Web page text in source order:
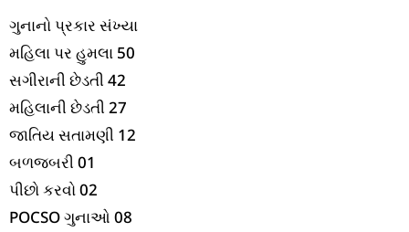
ગુનાનો પ્રકાર સંખ્યા
મહિલા પર હુમલા 50
સગીરાની છેડતી 42
મહિલાની છેડતી 27
જાતિય સતામણી 12
બળજબરી 01
પીછો કરવો 02
POCSO ગુનાઓ 08